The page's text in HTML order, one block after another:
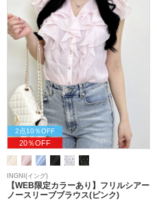
2点10％OFF
20％OFF
INGNI(イング)
【WEB限定カラーあり】フリルシアー
ノースリーブブラウス(ピンク)